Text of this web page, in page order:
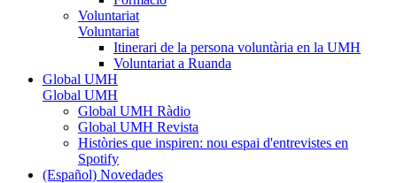
Voluntariat
Voluntariat
Itinerari de la persona voluntària en la UMH
Voluntariat a Ruanda
Global UMH
Global UMH
Global UMH Ràdio
Global UMH Revista
Històries que inspiren: nou espai d'entrevistes en
Spotify
(Español) Novedades